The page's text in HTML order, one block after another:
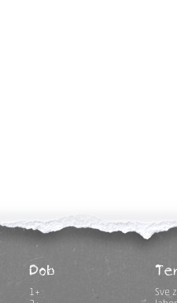
Dob
1+
Sve